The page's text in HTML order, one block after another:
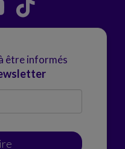
être informés